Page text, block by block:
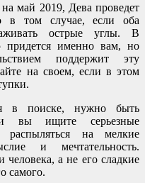
май 2019, Дева проведет
в том случае, если оба
острые углы. В
придется именно вам, но
поддержит эту
на своем, если в этом
в поиске, нужно быть
вы ищите серьезные
на мелкие
и мечтательность.
человека, а не его сладкие
самого.